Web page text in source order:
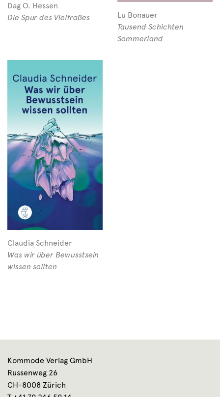
Dag O. Hessen
Die Spur des Vielfraßes
Lu Bonauer
Tausend Schichten
Sommerland
Claudia Schneider
Was wir über Bewusstsein
wissen sollten
Kommode Verlag GmbH
Russenweg 26
CH-8008 Zürich